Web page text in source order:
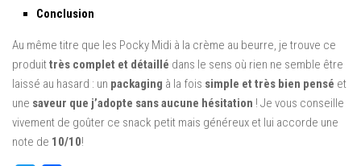
Conclusion
Au même titre que les Pocky Midi à la crème au beurre, je trouve ce
produittrès complet et détaillé dans le sens où rien ne semble être
laissé au hasard : un packaging à la fois simple et très bien pensé et
une saveur que j’adopte sans aucune hésitation ! Je vous conseille
vivement de goûter ce snack petit mais généreux et lui accorde une
note de 10/10!